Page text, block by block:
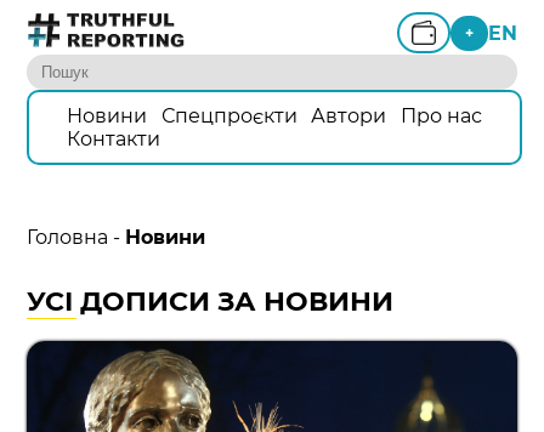
+ EN
Новини Спецпроєкти Автори
Про нас
Контакти
Головна - Новини
УСІ ДОПИСИ ЗА НОВИНИ